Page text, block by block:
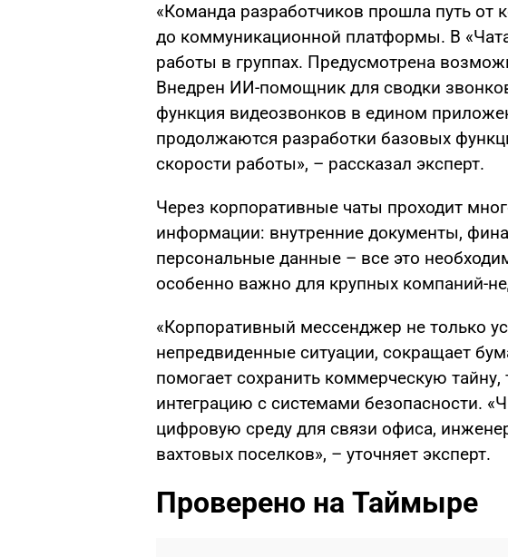
«Команда разработчиков прошла путь от
до коммуникационной платформы. В
работы в группах. Предусмотрена
Внедрен ИИ-помощник для сводки
функция видеозвонков в едином
продолжаются разработки базовых
скорости работы», – рассказал эксперт.
Через корпоративные чаты проходит
информации: внутренние документы,
персональные данные – все это
особенно важно для крупных компаний-
«Корпоративный мессенджер не только
непредвиденные ситуации, сокращает
помогает сохранить коммерческую тайну,
интеграцию с системами безопасности.
цифровую среду для связи офиса,
вахтовых поселков», – уточняет эксперт.
Проверено на Таймыре